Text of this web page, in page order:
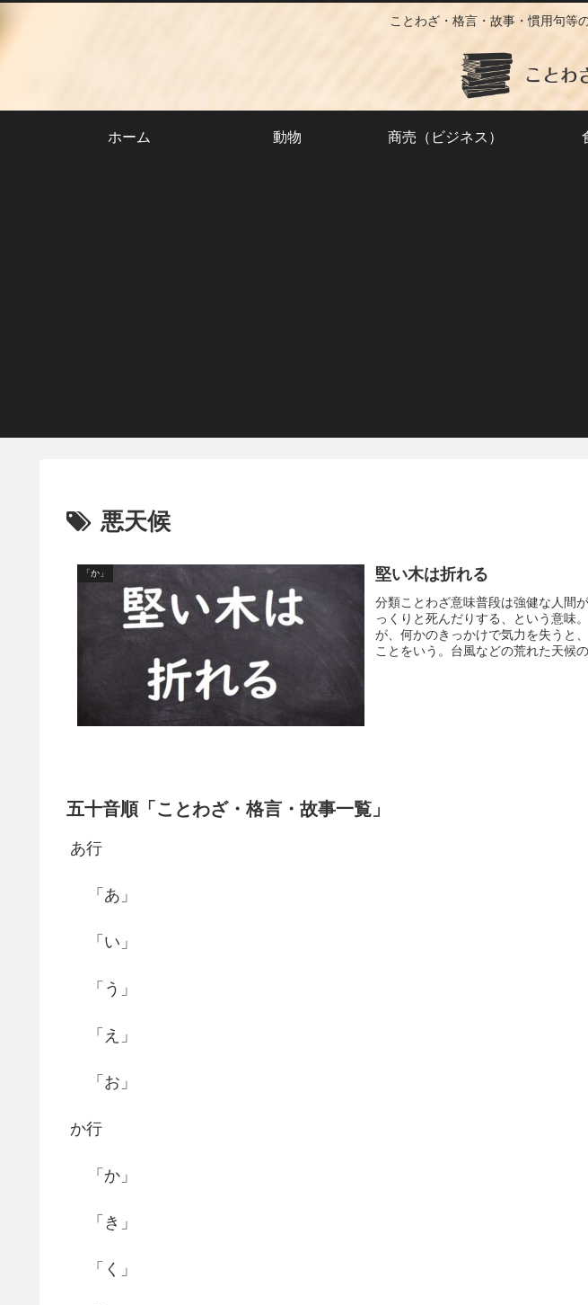
ことわざ・格言・故事・慣用句等
ホーム 動物 商売（ビジネス）
悪天候
「か」 堅い木は折れる
分類ことわざ意味普段は強健な人間
っくりと死んだりする、という意味
が、何かのきっかけで気力を失うと
ことをいう。台風などの荒れた天候
五十音順「ことわざ・格言・故事一覧」
あ行
「あ」
「い」
「う」
「え」
「お」
か行
「か」
「き」
「く」